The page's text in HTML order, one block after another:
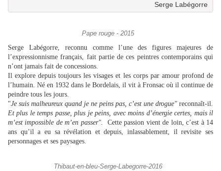
Serge Labégorre
Pape rouge - 2015
Serge Labégorre, reconnu comme l’une des figures majeures de
l’expressionnisme français, fait partie de ces peintres contemporains qui
n’ont jamais fait de concessions.
Il explore depuis toujours les visages et les corps par amour profond de
l’humain. Né en 1932 dans le Bordelais, il vit à Fronsac où il continue de
peindre tous les jours.
"Je suis malheureux quand je ne peins pas, c’est une drogue" reconnaît-il.
Et plus le temps passe, plus je peins, avec moins d’énergie certes, mais il
m’est impossible de m’en passer".
Cette passion vient de loin, c’est à 14
ans qu’il a eu sa révélation et depuis, inlassablement, il revisite ses
personnages et ses paysages.
Thibaut-en-bleu-Serge-Labegorre-2016